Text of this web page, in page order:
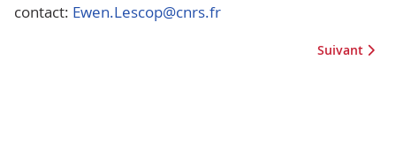
contact: Ewen.Lescop@cnrs.fr
Article
Suivant